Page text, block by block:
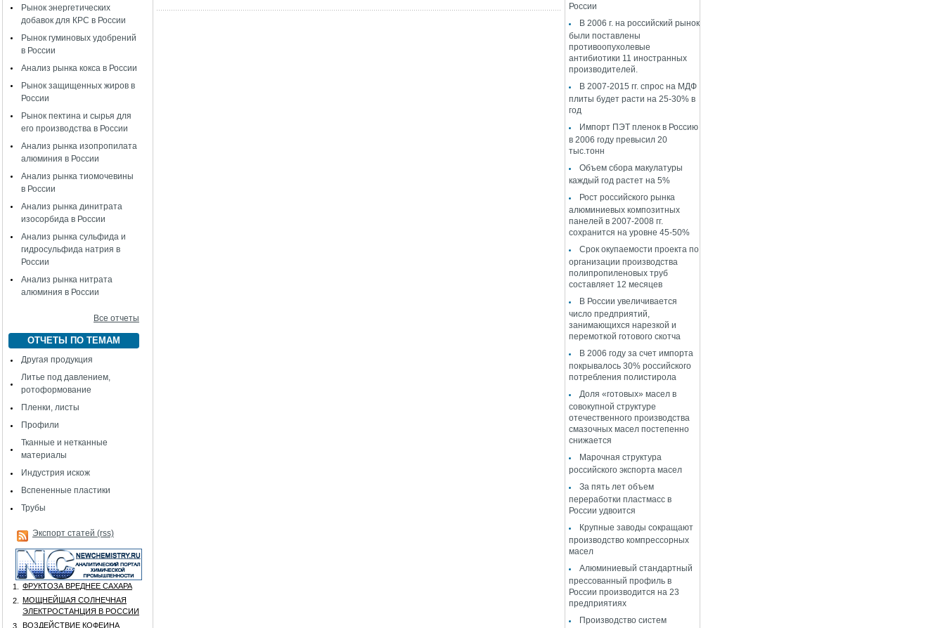
Рынок энергетических
добавок для КРС в России
Рынок гуминовых удобрений
в России
Анализ рынка кокса в России
Рынок защищенных жиров в
России
Рынок пектина и сырья для
его производства в России
Анализ рынка изопропилата
алюминия в России
Анализ рынка тиомочевины
в России
Анализ рынка динитрата
изосорбида в России
Анализ рынка сульфида и
гидросульфида натрия в
России
Анализ рынка нитрата
алюминия в России
Все отчеты
ОТЧЕТЫ ПО ТЕМАМ
Другая продукция
Литье под давлением,
ротоформование
Пленки, листы
Профили
Тканные и нетканные
материалы
Индустрия искож
Вспененные пластики
Трубы
Экспорт статей (rss)
1.
ФРУКТОЗА ВРЕДНЕЕ САХАРА
2.
МОЩНЕЙШАЯ СОЛНЕЧНАЯ
ЭЛЕКТРОСТАНЦИЯ В РОССИИ
3.
ВОЗДЕЙСТВИЕ КОФЕИНА
России
В 2006 г. на российский рынок
были поставлены
противоопухолевые
антибиотики 11 иностранных
производителей.
В 2007-2015 гг. спрос на МДФ
плиты будет расти на 25-30% в
год
Импорт ПЭТ пленок в Россию
в 2006 году превысил 20
тыс.тонн
Объем сбора макулатуры
каждый год растет на 5%
Рост российского рынка
алюминиевых композитных
панелей в 2007-2008 гг.
сохранится на уровне 45-50%
Срок окупаемости проекта по
организации производства
полипропиленовых труб
составляет 12 месяцев
В России увеличивается
число предприятий,
занимающихся нарезкой и
перемоткой готового скотча
В 2006 году за счет импорта
покрывалось 30% российского
потребления полистирола
Доля «готовых» масел в
совокупной структуре
отечественного производства
смазочных масел постепенно
снижается
Марочная структура
российского экспорта масел
За пять лет объем
переработки пластмасс в
России удвоится
Крупные заводы сокращают
производство компрессорных
масел
Алюминиевый стандартный
прессованный профиль в
России производится на 23
предприятиях
Производство систем